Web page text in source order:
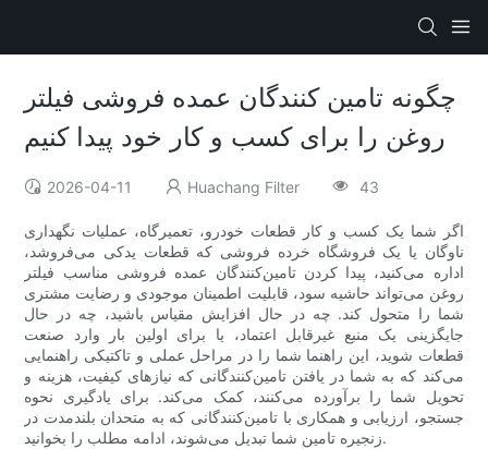
چگونه تامین کنندگان عمده فروشی فیلتر
روغن را برای کسب و کار خود پیدا کنیم
2026-04-11 Huachang Filter 43
اگر شما یک کسب و کار قطعات خودرو، تعمیرگاه، عملیات نگهداری
ناوگان یا یک فروشگاه خرده فروشی که قطعات یدکی می‌فروشد،
اداره می‌کنید، پیدا کردن تامین‌کنندگان عمده فروشی مناسب فیلتر
روغن می‌تواند حاشیه سود، قابلیت اطمینان موجودی و رضایت مشتری
شما را متحول کند. چه در حال افزایش مقیاس باشید، چه در حال
جایگزینی یک منبع غیرقابل اعتماد، یا برای اولین بار وارد صنعت
قطعات شوید، این راهنما شما را در مراحل عملی و تاکتیکی راهنمایی
می‌کند که به شما در یافتن تامین‌کنندگانی که نیازهای کیفیت، هزینه و
تحویل شما را برآورده می‌کنند، کمک می‌کند. برای یادگیری نحوه
جستجو، ارزیابی و همکاری با تامین‌کنندگانی که به متحدان بلندمدت در
زنجیره تامین شما تبدیل می‌شوند، ادامه مطلب را بخوانید.